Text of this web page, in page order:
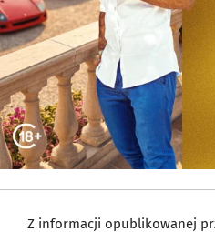
Z informacji opublikowanej